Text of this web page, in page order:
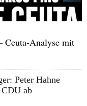
Ceuta-Analyse mit
Peter Hahne
ab